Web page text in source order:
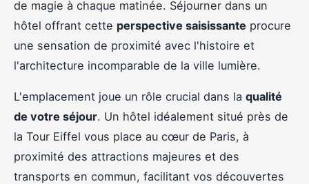
de magie à chaque matinée. Séjourner dans un
hôtel offrant cette perspective saisissante procure
une sensation de proximité avec l'histoire et
l'architecture incomparable de la ville lumière.
L'emplacement joue un rôle crucial dans la qualité
de votre séjour. Un hôtel idéalement situé près de
la Tour Eiffel vous place au cœur de Paris, à
proximité des attractions majeures et des
transports en commun, facilitant vos découvertes